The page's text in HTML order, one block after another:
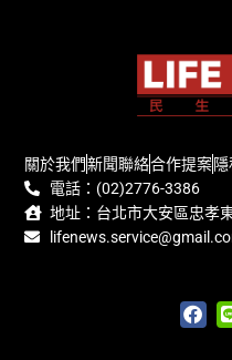
關於我們新聞聯絡合作提案
電話：(02)2776-3386
地址：台北市大安區忠孝